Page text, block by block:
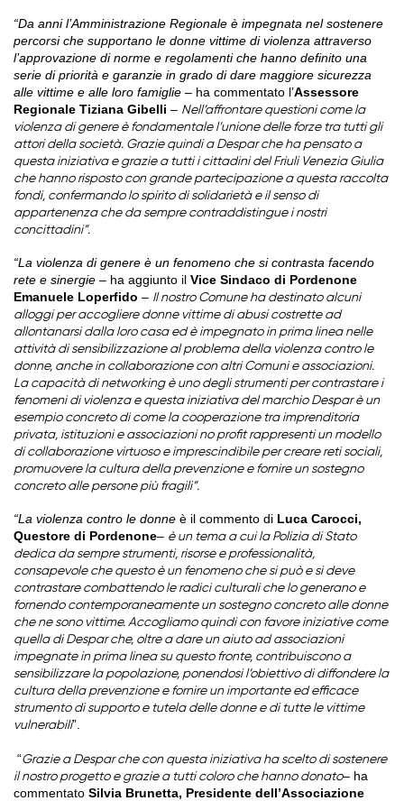
“Da anni l’Amministrazione Regionale è impegnata nel sostenere
percorsi che supportano le donne vittime di violenza attraverso
l’approvazione di norme e regolamenti che hanno definito una
serie di priorità e garanzie in grado di dare maggiore sicurezza
alle vittime e alle loro famiglie – ha commentato l’Assessore
Regionale Tiziana Gibelli – Nell’affrontare questioni come la
violenza di genere è fondamentale l’unione delle forze tra tutti gli
attori della società. Grazie quindi a Despar che ha pensato a
questa iniziativa e grazie a tutti i cittadini del Friuli Venezia Giulia
che hanno risposto con grande partecipazione a questa raccolta
fondi, confermando lo spirito di solidarietà e il senso di
appartenenza che da sempre contraddistingue i nostri
concittadini”.
“La violenza di genere è un fenomeno che si contrasta facendo
rete e sinergie – ha aggiunto il Vice Sindaco di Pordenone
Emanuele Loperfido – Il nostro Comune ha destinato alcuni
alloggi per accogliere donne vittime di abusi costrette ad
allontanarsi dalla loro casa ed è impegnato in prima linea nelle
attività di sensibilizzazione al problema della violenza contro le
donne, anche in collaborazione con altri Comuni e associazioni.
La capacità di networking è uno degli strumenti per contrastare i
fenomeni di violenza e questa iniziativa del marchio Despar è un
esempio concreto di come la cooperazione tra imprenditoria
privata, istituzioni e associazioni no profit rappresenti un modello
di collaborazione virtuoso e imprescindibile per creare reti sociali,
promuovere la cultura della prevenzione e fornire un sostegno
concreto alle persone più fragili”.
“La violenza contro le donne è il commento di Luca Carocci,
Questore di Pordenone– è un tema a cui la Polizia di Stato
dedica da sempre strumenti, risorse e professionalità,
consapevole che questo è un fenomeno che si può e si deve
contrastare combattendo le radici culturali che lo generano e
fornendo contemporaneamente un sostegno concreto alle donne
che ne sono vittime. Accogliamo quindi con favore iniziative come
quella di Despar che, oltre a dare un aiuto ad associazioni
impegnate in prima linea su questo fronte, contribuiscono a
sensibilizzare la popolazione, ponendosi l’obiettivo di diffondere la
cultura della prevenzione e fornire un importante ed efficace
strumento di supporto e tutela delle donne e di tutte le vittime
vulnerabili”.
“Grazie a Despar che con questa iniziativa ha scelto di sostenere
il nostro progetto e grazie a tutti coloro che hanno donato– ha
commentato Silvia Brunetta, Presidente dell’Associazione